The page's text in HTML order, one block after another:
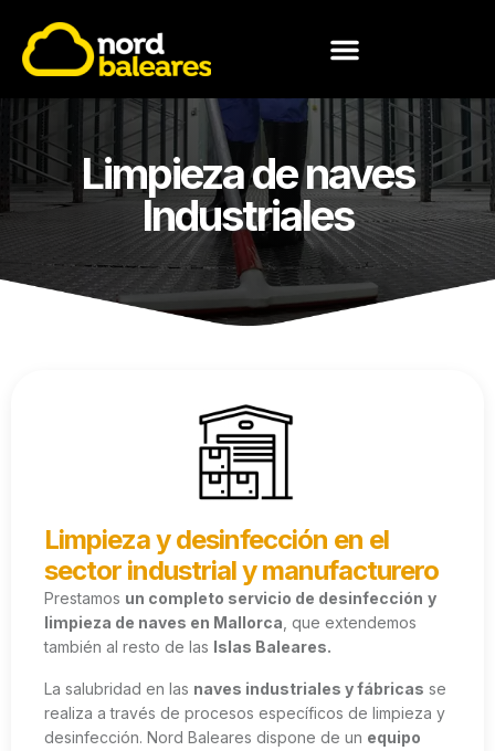
Limpieza de naves
Industriales
Limpieza y desinfección en el
sector industrial y manufacturero
Prestamos un completo servicio de desinfección y
limpieza de naves en Mallorca , que extendemos
también al resto de las Islas Baleares.
La salubridad en las naves industriales y fábricas se
realiza a través de procesos específicos de limpieza y
desinfección. Nord Baleares dispone de un equipo